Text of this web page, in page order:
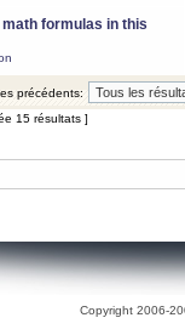
formulas in this
précédents:
15 résultats ]
Copyright 2006-